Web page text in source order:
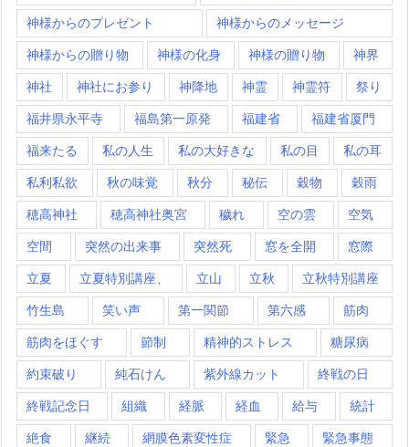
神様からのプレゼント 神様からのメッセージ
神様からの贈り物 神様の化身 神様の贈り物 神界
神社 神社にお参り 神降地 神霊 神霊符 祭り
福井県永平寺 福島第一原発 福建省 福建省厦門
福来たる 私の人生 私の大好きな 私の目 私の耳
私利私欲 秋の味覚 秋分 秘伝 穀物 穀雨
穂高神社 穂高神社奥宮 穢れ 空の雲 空気
空間 突然の出来事 突然死 窓を全開 窓際
立夏 立夏特別講座、 立山 立秋 立秋特別講座
竹生島 笑い声 第一関節 第六感 筋肉
筋肉をほぐす 節制 精神的ストレス 糖尿病
約束破り 純石けん 紫外線カット 終戦の日
終戦記念日 組織 経脈 経血 給与 統計
絶食 継続 網膜色素変性症 緊急 緊急事態